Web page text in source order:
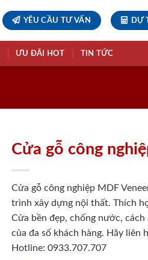
YÊU CẦU TƯ VẤN DỰ
ƯU ĐÃI HOT TIN TỨC
Cửa gỗ công
Cửa gỗ công nghiệp MDF
trình xây dựng nội thất. Thích
Cửa bền đẹp, chống nước,
của đa số khách hàng. Hãy liên
Hotline: 0933.707.707